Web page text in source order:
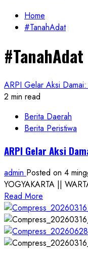
Home
#TanahAdat
#TanahAdat
ARPI Gelar Aksi
2 min read
Berita Daerah
Berita Peristiwa
ARPI Gelar Aksi
admin Posted on 4
YOGYAKARTA ||
Read More
more
about
ARPI
Gelar